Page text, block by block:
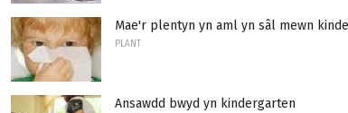
Mae'r plentyn yn aml yn sâl mewn
PLANT
Ansawdd bwyd yn kindergarten